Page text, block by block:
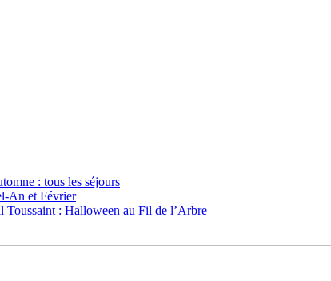
: tous les séjours
An et Février
Toussaint : Halloween au Fil de l’Arbre